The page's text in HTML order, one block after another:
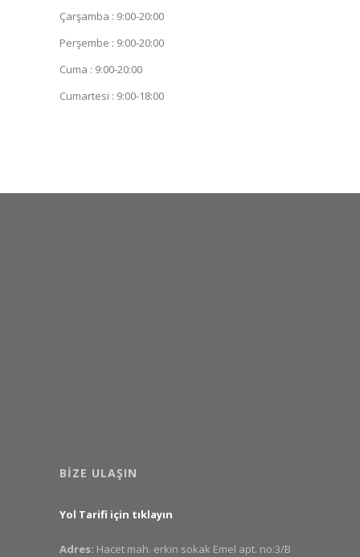
Çarşamba : 9:00-20:00
Perşembe : 9:00-20:00
Cuma : 9:00-20:00
Cumartesi : 9:00-18:00
BIZE ULAŞIN
Yol Tarifi için tıklayın
Adres: Hacet mah. erkin sokak Emel apt. no:3/B